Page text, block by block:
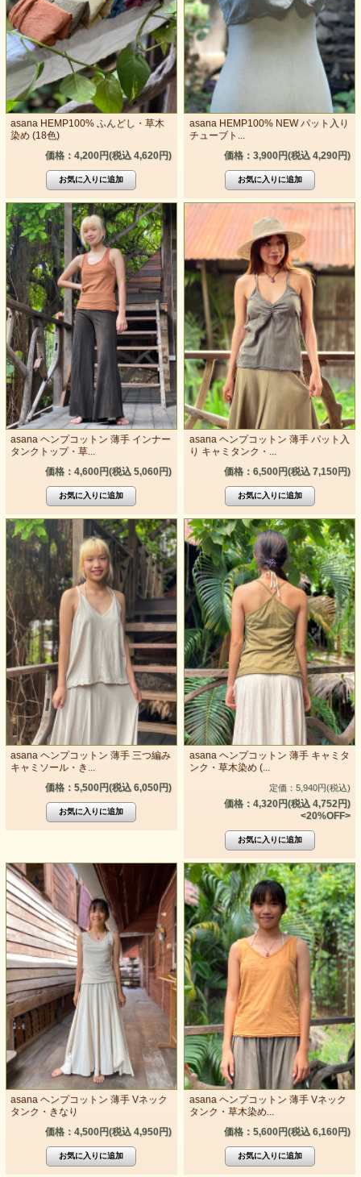
asana HEMP100% ふんどし・草木
染め (18色)
価格：4,200円(税込 4,620円)
asana HEMP100% NEW パット入り
チューブト...
価格：3,900円(税込 4,290円)
asana ヘンプコットン 薄手 インナー
タンクトップ・草...
価格：4,600円(税込 5,060円)
asana ヘンプコットン 薄手 パット入
り キャミタンク・...
価格：6,500円(税込 7,150円)
asana ヘンプコットン 薄手 三つ編み
キャミソール・き...
価格：5,500円(税込 6,050円)
asana ヘンプコットン 薄手 キャミタ
ンク・草木染め (...
定価：5,940円(税込)
価格：4,320円(税込 4,752円)
<20%OFF>
asana ヘンプコットン 薄手 Vネック
タンク・きなり
価格：4,500円(税込 4,950円)
asana ヘンプコットン 薄手 Vネック
タンク・草木染め...
価格：5,600円(税込 6,160円)